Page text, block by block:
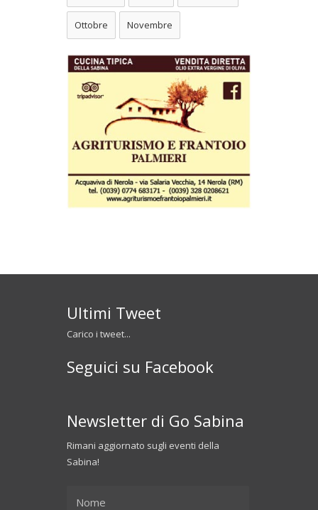
Ottobre Novembre
Ultimi Tweet
Carico i tweet...
Seguici su Facebook
Newsletter di Go Sabina
Rimani aggiornato sugli eventi della
Sabina!